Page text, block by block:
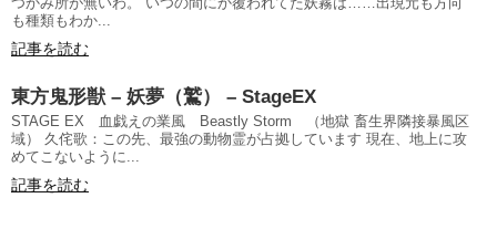
も種類もわか...
記事を読む
東方鬼形獣 – 妖夢（鷲） – StageEX
STAGE EX 血戯えの業風 Beastly Storm （地獄 畜生界隣接暴風区
域） 久侘歌：この先、最強の動物霊が占拠しています 現在、地上に攻
めてこないように...
記事を読む